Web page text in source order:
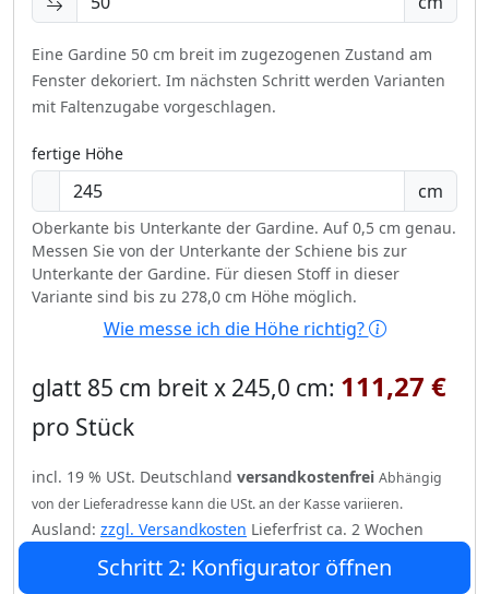
Eine Gardine 50 cm breit im zugezogenen Zustand am
Fenster dekoriert. Im nächsten Schritt werden Varianten
mit Faltenzugabe vorgeschlagen.
fertige Höhe
cm
Oberkante bis Unterkante der Gardine. Auf 0,5 cm genau.
Messen Sie von der Unterkante der Schiene bis zur
Unterkante der Gardine. Für diesen Stoff in dieser
Variante sind bis zu 278,0 cm Höhe möglich.
Wie messe ich die Höhe richtig?
glatt 85 cm breit x 245,0 cm: 111,27 €
pro Stück
incl. 19 % USt. Deutschland versandkostenfrei Abhängig
von der Lieferadresse kann die USt. an der Kasse variieren.
Ausland: zzgl. Versandkosten Lieferfrist ca. 2 Wochen
Schritt 2: Konfigurator öffnen